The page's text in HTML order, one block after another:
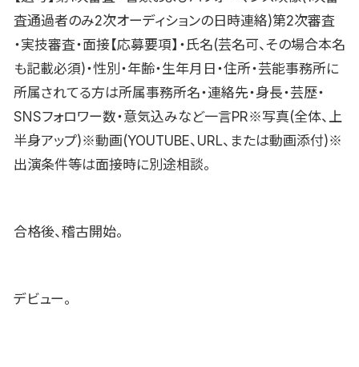
査通過者のみ2次オーディションの日時連絡)第2次審査
・実技審査・面接【応募要項】・氏名(芸名可、その場合本名
も記載必須)・性別・年齢・生年月日・住所・芸能事務所に
所属されてる方は所属事務所名・連絡先・身長・芸歴・
SNSフォロワー数・意気込みなど一言PR※写真(全体、上
半身アップ)※動画(YOUTUBE、URL、または動画添付)※
出演条件等は面接時に別途相談。
合格後、稽古開始。
デビュー。